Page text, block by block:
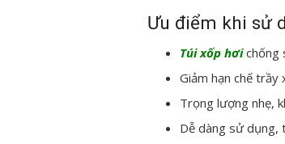
Ưu điểm khi sử
Túi xốp hơi chống
Giảm hạn chế
Trọng lượng nhẹ,
Dễ dàng sử dụng,